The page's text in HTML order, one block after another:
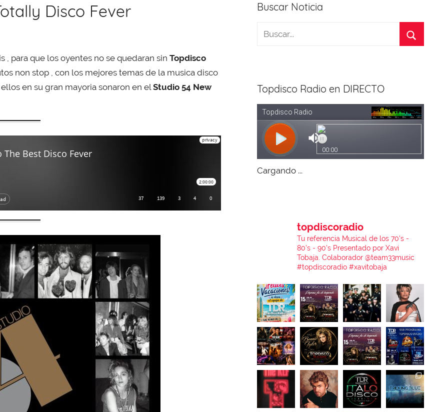
Disco Fever
, para que los oyentes no se quedaran sin Topdisco
non stop , con los mejores temas de la musica disco
en su gran mayoria sonaron en elStudio 54 New
Buscar Noticia
Topdisco Radio en DIRECTO
Cargando ...
topdiscoradio
Tu referencia Musical de los 70's -
80's - 90's Presentado por Xavi
Tobaja.Colaborador @team33music
#topdiscoradio #xavitobaja